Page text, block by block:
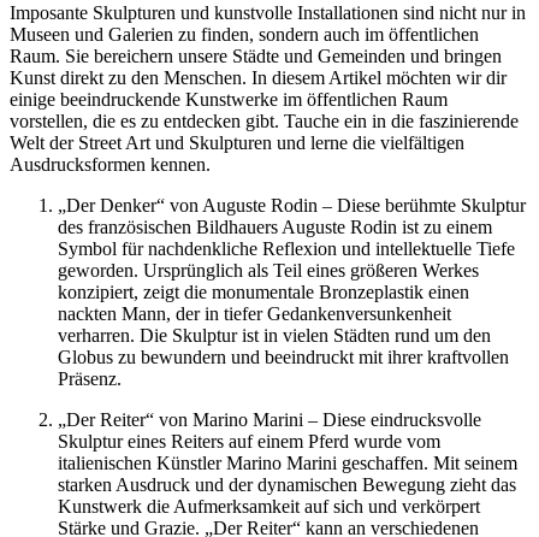
Imposante Skulpturen und kunstvolle Installationen sind nicht nur in
Museen und Galerien zu finden, sondern auch im öffentlichen
Raum. Sie bereichern unsere Städte und Gemeinden und bringen
Kunst direkt zu den Menschen. In diesem Artikel möchten wir dir
einige beeindruckende Kunstwerke im öffentlichen Raum
vorstellen, die es zu entdecken gibt. Tauche ein in die faszinierende
Welt der Street Art und Skulpturen und lerne die vielfältigen
Ausdrucksformen kennen.
„Der Denker“ von Auguste Rodin – Diese berühmte Skulptur
des französischen Bildhauers Auguste Rodin ist zu einem
Symbol für nachdenkliche Reflexion und intellektuelle Tiefe
geworden. Ursprünglich als Teil eines größeren Werkes
konzipiert, zeigt die monumentale Bronzeplastik einen
nackten Mann, der in tiefer Gedankenversunkenheit
verharren. Die Skulptur ist in vielen Städten rund um den
Globus zu bewundern und beeindruckt mit ihrer kraftvollen
Präsenz.
„Der Reiter“ von Marino Marini – Diese eindrucksvolle
Skulptur eines Reiters auf einem Pferd wurde vom
italienischen Künstler Marino Marini geschaffen. Mit seinem
starken Ausdruck und der dynamischen Bewegung zieht das
Kunstwerk die Aufmerksamkeit auf sich und verkörpert
Stärke und Grazie. „Der Reiter“ kann an verschiedenen